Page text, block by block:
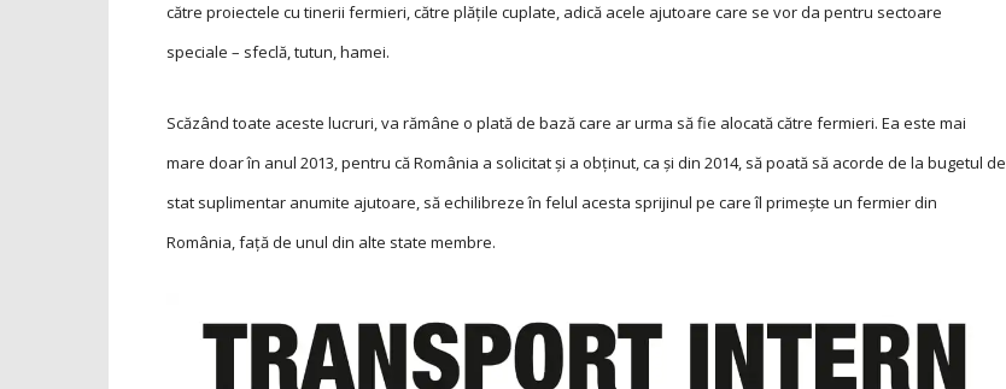
către proiectele cu tinerii fermieri, către plățile cuplate, adică acele ajutoare care se vor da pentru sectoare
speciale – sfeclă, tutun, hamei.
Scăzând toate aceste lucruri, va rămâne o plată de bază care ar urma să fie alocată către fermieri. Ea este mai
mare doar în anul 2013, pentru că România a solicitat și a obținut, ca și din 2014, să poată să acorde de la bugetul de
stat suplimentar anumite ajutoare, să echilibreze în felul acesta sprijinul pe care îl primește un fermier din
România, față de unul din alte state membre.